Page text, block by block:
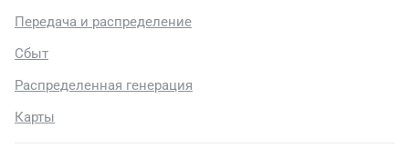
Передача и распределение
Сбыт
Распределенная генерация
Карты